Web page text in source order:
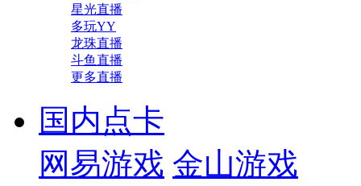
星光直播
多玩YY
龙珠直播
斗鱼直播
更多直播
国内点卡
网易游戏 金山游戏